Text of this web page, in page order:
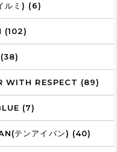
ルミ) (6)
(102)
WITH RESPECT (89)
(7)
テンアイバン) (40)